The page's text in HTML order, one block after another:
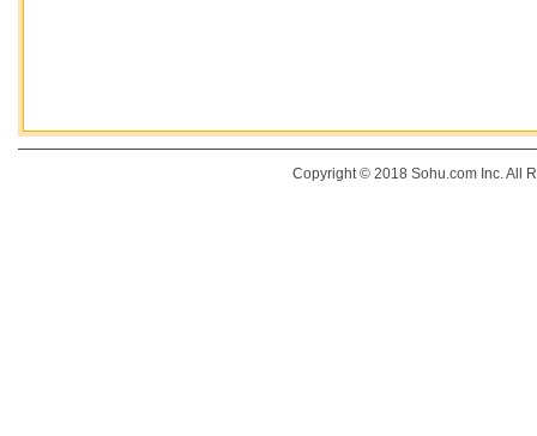
Copyright © 2018 Sohu.com Inc. All